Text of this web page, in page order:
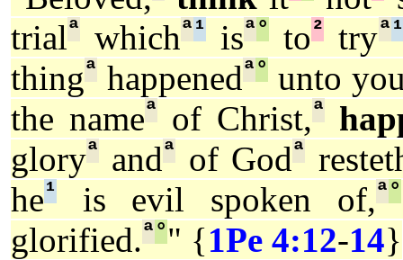
trialª whichª¹ isª° to² tryª¹
thingª happenedª°unto
the nameª of Christ,ª
gloryª andª of Godª
he¹ is evil spoken of,ª°
glorified.ª°" {1Pe 4:12-14}